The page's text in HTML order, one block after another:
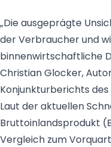
„Die ausgeprägte
der Verbraucher und
binnenwirtschaftliche
Christian Glocker,
Konjunkturberichts des
Laut der aktuellen
Bruttoinlandsprodukt
Vergleich zum